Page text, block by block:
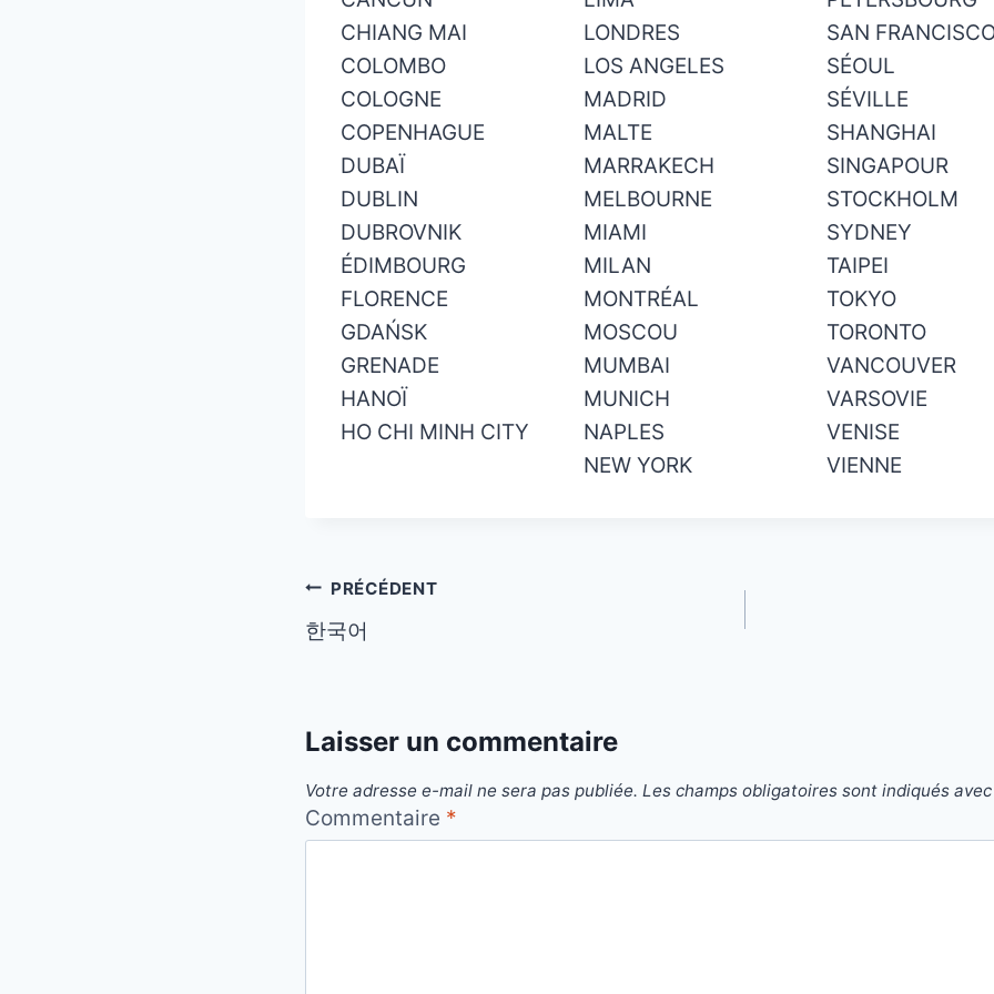
CHIANG MAI
COLOMBO
COLOGNE
COPENHAGUE
DUBAÏ
DUBLIN
DUBROVNIK
ÉDIMBOURG
FLORENCE
GDAŃSK
GRENADE
HANOÏ
HO CHI MINH CITY
LONDRES
LOS ANGELES
MADRID
MALTE
MARRAKECH
MELBOURNE
MIAMI
MILAN
MONTRÉAL
MOSCOU
MUMBAI
MUNICH
NAPLES
NEW YORK
SAN
SÉOUL
SÉVILLE
SHANGHAI
SINGAPOUR
STOCKHOLM
SYDNEY
TAIPEI
TOKYO
TORONTO
VANCOUVER
VARSOVIE
VENISE
VIENNE
Navigation
de
PRÉCÉDENT
한국어
Laisser un commentaire
Votre adresse e-mail ne sera pas publiée. Les champs obligatoires sont indiqués
Commentaire *